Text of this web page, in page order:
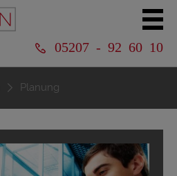
05207 - 92 60 10
Planung